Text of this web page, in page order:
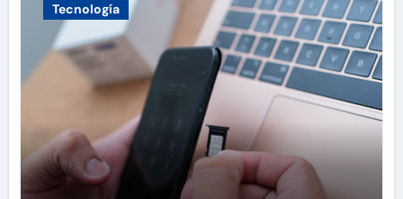
Tecnología